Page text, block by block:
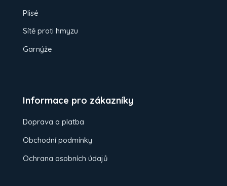
Plisé
Sítě proti hmyzu
Garnýže
Informace pro zákazníky
Doprava a platba
Obchodní podmínky
Ochrana osobních údajů